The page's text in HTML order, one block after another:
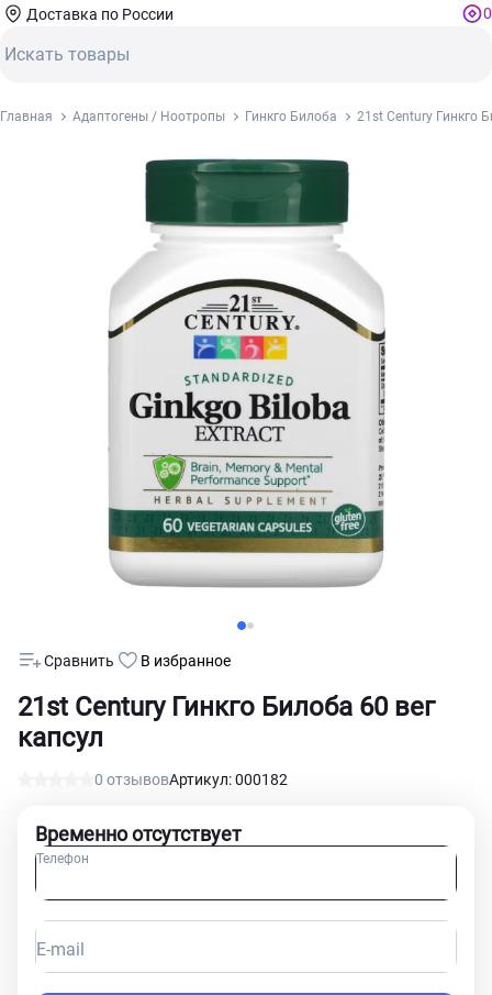
Доставка по России 0
Главная Адаптогены / Ноотропы Гинкго Билоба 21st Century Гинкго
21st Century Гинкго Билоба 60 вег
капсул
0 отзывовАртикул: 000182
Сравнить В избранное
Временно отсутствует
Телефон
E-mail